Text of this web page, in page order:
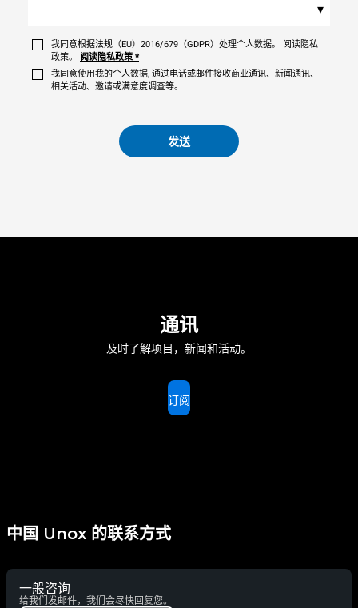
▾
我同意根据法规（EU）2016/679（GDPR）处理个人数据。 阅读隐私
政策。
阅读隐私政策 *
我同意使用我的个人数据, 通过电话或邮件接收商业通讯、新闻通讯、
相关活动、邀请或满意度调查等。
发送
通讯
及时了解项目，新闻和活动。
订阅
中国 Unox 的联系方式
一般咨询
给我们发邮件，我们会尽快回复您。